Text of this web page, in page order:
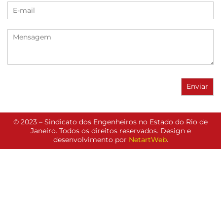
© 2023 – Sindicato dos Engenheiros no Estado do Rio de
Janeiro. Todos os direitos reservados. Design e
desenvolvimento por NetartWeb.